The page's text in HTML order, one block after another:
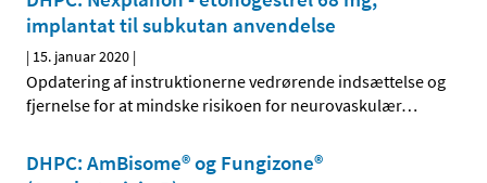
implantat til subkutan anvendelse
| 15. januar 2020 |
Opdatering af instruktionerne vedrørende indsættelse og
fjernelse for at mindske risikoen for neurovaskulær…
DHPC: AmBisome® og Fungizone®